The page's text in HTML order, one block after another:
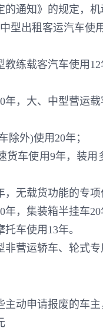
通知》的规定，机
型出租客运汽车使
练载客汽车使用12
，大、中型营运载
除外)使用20年；
货车使用9年，装
无载货功能的专项
，集装箱半挂车20
车使用13年。
营运轿车、轮式专
动申请报废的车